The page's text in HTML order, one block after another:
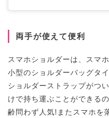
両手が使えて便利
スマホショルダーは、スマ
小型のショルダーバッグタ
ショルダーストラップがつ
けで持ち運ぶことができる
齢問わず人気!またスマホを